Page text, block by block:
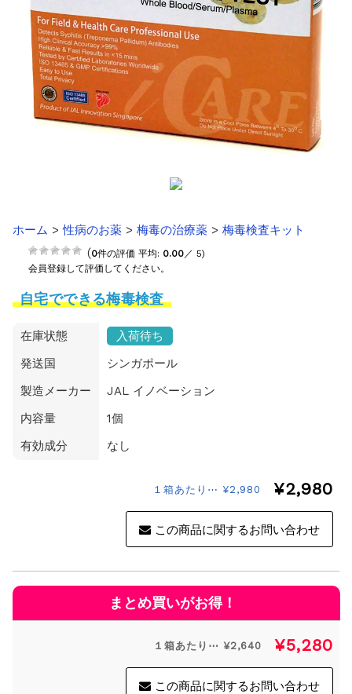
【中東情勢の影響】貨物配送遅れの可能性...
お知らせ
2026.1.6
送料改定について...
お知らせ
2025.11.19
年末年始の営業について【2025-202...
お知らせ
2025.8.24
問い合わせ停止期間のご案内...
ホーム >性病のお薬 >梅毒の治療薬 >梅毒検査キット
(0件の評価 平均: 0.00 ／ 5)
会員登録して評価してください。
自宅でできる梅毒検査
在庫状態
入荷待ち
発送国
シンガポール
製造メーカー
JAL イノベーション
内容量
1個
有効成分
なし
１箱あたり⋯ ¥2,980 ¥2,980
この商品に関するお問い合わせ
１箱あたり⋯ ¥2,640 ¥5,280
この商品に関するお問い合わせ